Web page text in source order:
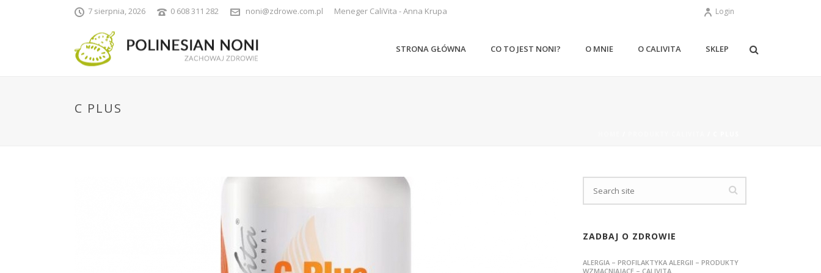
7 sierpnia, 2026 0 608 311 282 noni@zdrowe.com.pl Meneger CaliVita - Anna Krupa Login
STRONA GŁÓWNA CO TO JEST NONI? O MNIE O CALIVITA SKLEP
C PLUS
ZADBAJ O ZDROWIE
ALERGIA – PROFILAKTYKA ALERGII – PRODUKTY
WZMACNIAJĄCE – CALIVITA